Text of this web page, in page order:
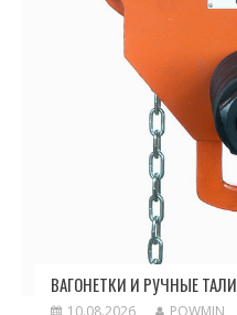
ВАГОНЕТКИ И РУЧНЫЕ ТАЛИ
10.08.2026 POWMIN